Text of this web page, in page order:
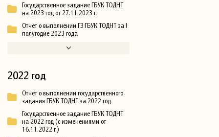
Государственное задание ГБУК ТОДНТ
на 2023 год от 27.11.2023 г.
Отчет о выполнении ГЗ ГБУК ТОДНТ за I
полугодие 2023 года
2022 год
Отчет о выполнении государственного
задания ГБУК ТОДНТ за 2022 год
Государственное задание ГБУК ТОДНТ
на 2022 год (с изменениями от
16.11.2022 г.)